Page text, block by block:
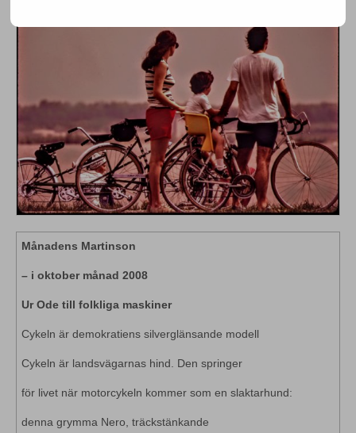
Månadens Martinson
– i oktober månad 2008
Ur Ode till folkliga maskiner
Cykeln är demokratiens silverglänsande modell
Cykeln är landsvägarnas hind. Den springer
för livet när motorcykeln kommer som en slaktarhund:
denna grymma Nero, träckstänkande